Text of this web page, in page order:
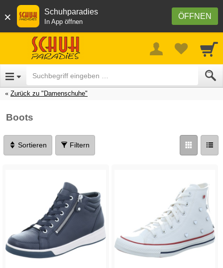
× ÖFFNEN
Schuhparadies
In App öffnen
Zurück zu "Damenschuhe"
Boots
Sortieren Filtern